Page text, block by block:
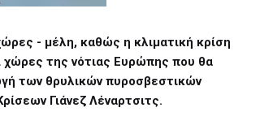
- μέλη, καθώς η κλιματική κρίση
χώρες της νότιας Ευρώπης που θα
των θρυλικών πυροσβεστικών
Γιάνεζ Λέναρτσιτς.